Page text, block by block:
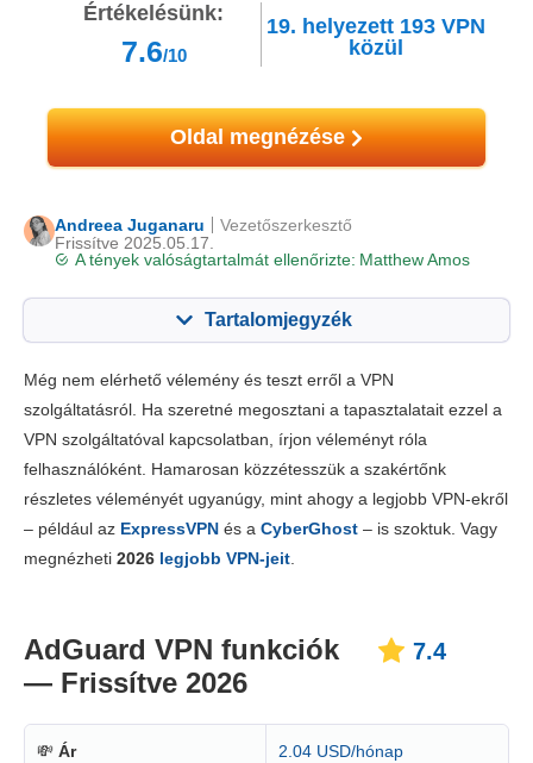
Értékelésünk:
7.6/10
19. helyezett 193VPN
közül
Oldal megnézése
Andreea Juganaru
Frissítve 2025.05.17.
A tények valóságtartalmát ellenőrizte: Matthew Amos
Vezetőszerkesztő
Tartalomjegyzék
Főbb jellemzők 7.4
Telepítés & appok 8.8
Megbízhatóság és támogatás 7.0
Még nem elérhető vélemény és teszt erről a VPN
szolgáltatásról. Ha szeretné megosztani a tapasztalatait ezzel a
VPN szolgáltatóval kapcsolatban, írjon véleményt róla
felhasználóként. Hamarosan közzétesszük a szakértőnk
részletes véleményét ugyanúgy, mint ahogy a legjobb VPN-ekről
– például az ExpressVPN és a CyberGhost – is szoktuk. Vagy
megnézheti 2026 legjobb VPN-jeit.
AdGuard VPN funkciók
— Frissítve 2026
7.4
💸 Ár 2.04 USD/hónap